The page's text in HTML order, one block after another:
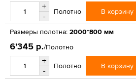
+
-
Полотно В корзину
Размеры полотна: 2000*800 мм
6'345 р./Полотно
+
-
Полотно В корзину